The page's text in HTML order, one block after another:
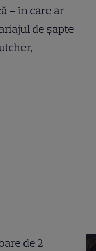
– în care ar
de şapte
de 2